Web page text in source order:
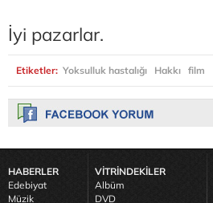
İyi pazarlar.
Etiketler: Yoksulluk hastalığı Hakkı film
HABERLER
Edebiyat
Müzik
VİTRİNDEKİLER
Albüm
DVD